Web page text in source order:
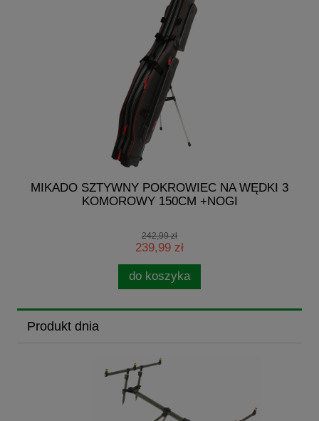
MIKADO SZTYWNY POKROWIEC NA WĘDKI 3
KOMOROWY 150CM +NOGI
242,99 zł
239,99 zł
do koszyka
Produkt dnia